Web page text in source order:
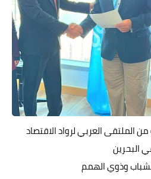
حوادث وقضايا
خدمات
الصحه والجمال
فن المطبخ
مقالات
الملتقى العربي لرواد الاقتصاد
البحرين
وذوي الهمم